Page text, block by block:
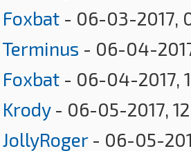
Foxbat - 06-03-2017,
Terminus - 06-04-
Foxbat - 06-04-2017,
Krody- 06-05-2017,
JollyRoger- 06-05-